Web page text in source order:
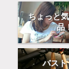
ちょっと
品
バスト